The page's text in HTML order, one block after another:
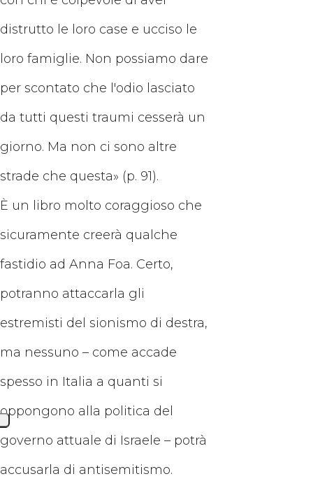
distrutto le loro case e ucciso le
loro famiglie. Non possiamo dare
per scontato che l'odio lasciato
da tutti questi traumi cesserà un
giorno. Ma non ci sono altre
strade che questa» (p. 91).
È un libro molto coraggioso che
sicuramente creerà qualche
fastidio ad Anna Foa. Certo,
potranno attaccarla gli
estremisti del sionismo di destra,
ma nessuno – come accade
spesso in Italia a quanti si
oppongono alla politica del
governo attuale di Israele – potrà
accusarla di antisemitismo.